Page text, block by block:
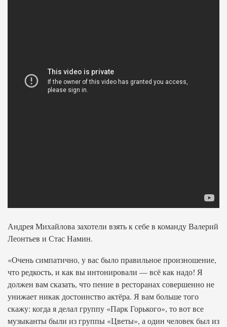
Андрея Михайлова захотели взять к себе в команду Валерий
Леонтьев и Стас Намин.
«Очень симпатично, у вас было правильное произношение,
что редкость, и как вы интонировали — всё как надо! Я
должен вам сказать, что пение в ресторанах совершенно не
унижает никак достоинство актёра. Я вам больше того
скажу: когда я делал группу «Парк Горького», то вот все
музыканты были из группы «Цветы», а один человек был из